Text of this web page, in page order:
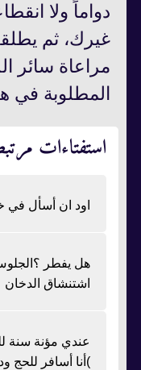
دواماً ولا
غيرك، ثم
مراعاة سائر
المطلوبة في
استفتاءات
اود ان أسأل
هل يفطر
اشتنشاق الدخان
عندي مؤنة
)أنا أسافر